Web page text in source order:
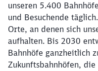
unseren 5.400
und Besuchende
Orte, an denen sich
aufhalten. Bis 2030
Bahnhöfe ganzheitlich
Zukunftsbahnhöfen,